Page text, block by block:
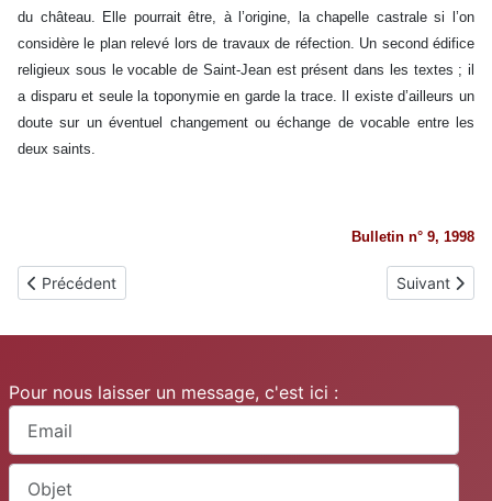
du château. Elle pourrait être, à l’origine, la chapelle castrale si l’on
considère le plan relevé lors de travaux de réfection. Un second édifice
religieux sous le vocable de Saint-Jean est présent dans les textes ; il
a disparu et seule la toponymie en garde la trace. Il existe d’ailleurs un
doute sur un éventuel changement ou échange de vocable entre les
deux saints.
Bulletin n° 9, 1998
Article précédent : Montverdun
Précédent Article
Suivant
Pour nous laisser un message, c'est ici :